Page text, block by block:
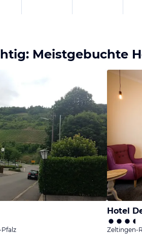
Meistgebuchte
Hotel
Zeltingen-